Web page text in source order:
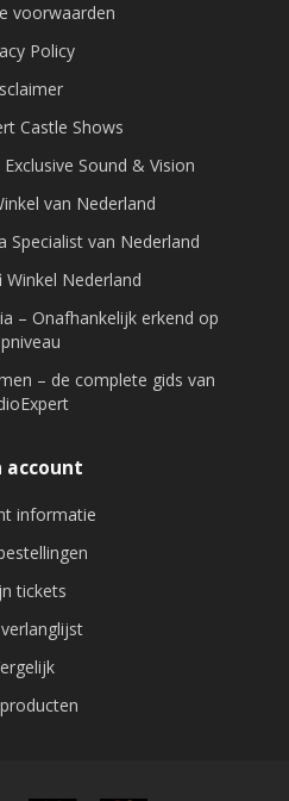
voorwaarden
Policy
Castle Shows
Sound & Vision
van Nederland
Specialist van Nederland
Winkel Nederland
– Onafhankelijk erkend op
– de complete gids van
account
informatie
tickets